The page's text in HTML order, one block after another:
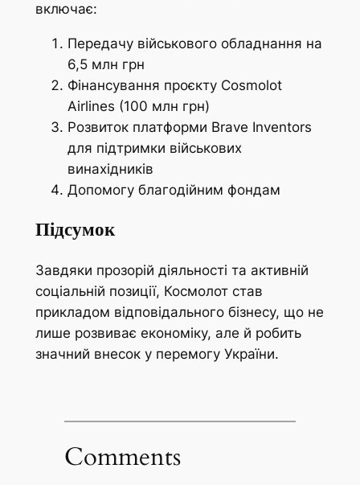
включає:
Передачу військового обладнання на
6,5 млн грн
Фінансування проєкту Cosmolot
Airlines (100 млн грн)
Розвиток платформи Brave Inventors
для підтримки військових
винахідників
Допомогу благодійним фондам
Підсумок
Завдяки прозорій діяльності та активній
соціальній позиції, Космолот став
прикладом відповідального бізнесу, що не
лише розвиває економіку, але й робить
значний внесок у перемогу України.
Comments